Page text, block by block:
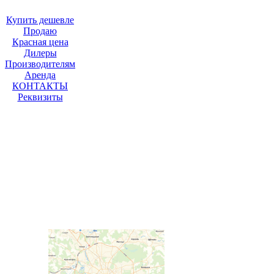
Купить дешевле
Продаю
Красная цена
Дилеры
Производителям
Аренда
КОНТАКТЫ
Реквизиты